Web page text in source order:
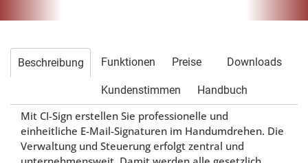
Beschreibung
Funktionen Preise Downloads
Kundenstimmen Handbuch
Mit CI-Sign erstellen Sie professionelle und
einheitliche E-Mail-Signaturen im Handumdrehen. Die
Verwaltung und Steuerung erfolgt zentral und